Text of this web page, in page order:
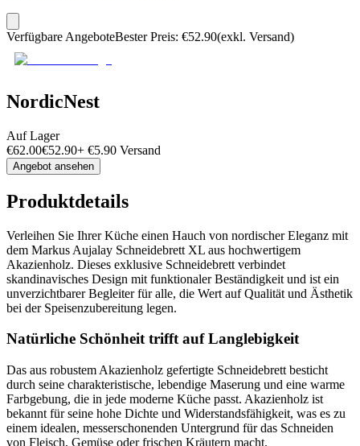
Verfügbare AngeboteBester Preis: €52.90(exkl. Versand)
NordicNest
Auf Lager
€62.00€52.90+ €5.90 Versand
Angebot ansehen
Produktdetails
Verleihen Sie Ihrer Küche einen Hauch von nordischer Eleganz mit
dem Markus Aujalay Schneidebrett XL aus hochwertigem
Akazienholz. Dieses exklusive Schneidebrett verbindet
skandinavisches Design mit funktionaler Beständigkeit und ist ein
unverzichtbarer Begleiter für alle, die Wert auf Qualität und Ästhetik
bei der Speisenzubereitung legen.
Natürliche Schönheit trifft auf Langlebigkeit
Das aus robustem Akazienholz gefertigte Schneidebrett besticht
durch seine charakteristische, lebendige Maserung und eine warme
Farbgebung, die in jede moderne Küche passt. Akazienholz ist
bekannt für seine hohe Dichte und Widerstandsfähigkeit, was es zu
einem idealen, messerschonenden Untergrund für das Schneiden
von Fleisch, Gemüse oder frischen Kräutern macht.